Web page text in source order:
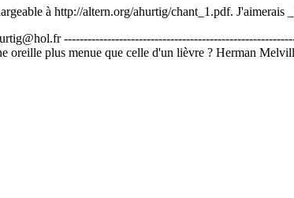
à http://altern.org/ahurtig/chant_1.pdf.
oreille plus menue que celle d'un lièvre ? Herman